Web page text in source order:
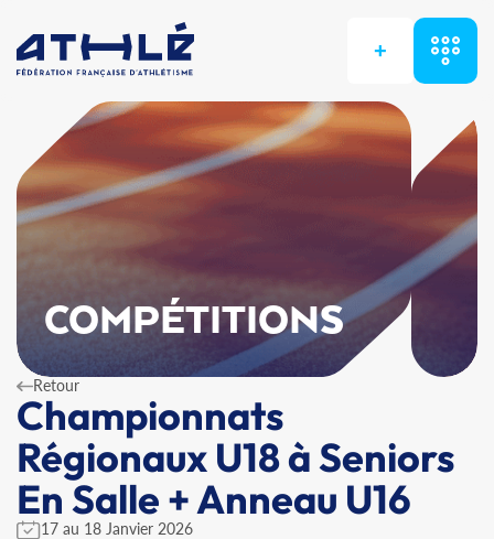
+
COMPÉTITIONS
Retour
Championnats
Régionaux U18 à Seniors
En Salle + Anneau U16
17 au 18 Janvier 2026